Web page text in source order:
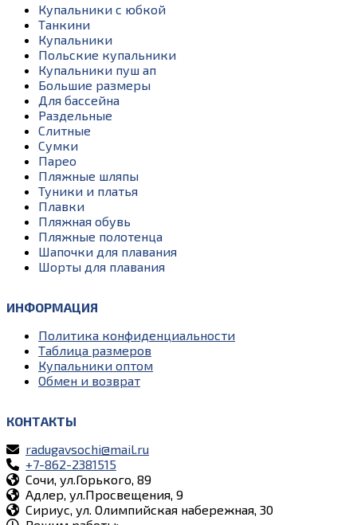
Купальники с юбкой
Танкини
Купальники
Польские купальники
Купальники пуш ап
Большие размеры
Для бассейна
Раздельные
Слитные
Сумки
Парео
Пляжные шляпы
Туники и платья
Плавки
Пляжная обувь
Пляжные полотенца
Шапочки для плавания
Шорты для плавания
ИНФОРМАЦИЯ
Политика конфиденциальности
Таблица размеров
Купальники оптом
Обмен и возврат
КОНТАКТЫ
radugavsochi@mail.ru
+7-862-2381515
Сочи, ул.Горького, 89
Адлер, ул.Просвещения, 9
Сириус, ул. Олимпийская набережная, 30